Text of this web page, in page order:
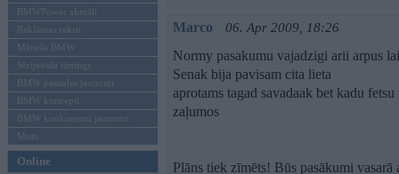
BMWPower aktuāli
Reklāmas raksti
Mēneša BMW
Sērijveida tūnings
BMW pasaules jaunumi
BMW koncepti
BMW konkurentu jaunumi
Moto
Online
Marco 06. Apr 2009, 18:26
Normy pasakumu vajadzigi arii arpus
Senak bija pavisam cita lieta
aprotams tagad savadaak bet kadu
zaļumos
Plāns tiek zīmēts! Būs pasākumi